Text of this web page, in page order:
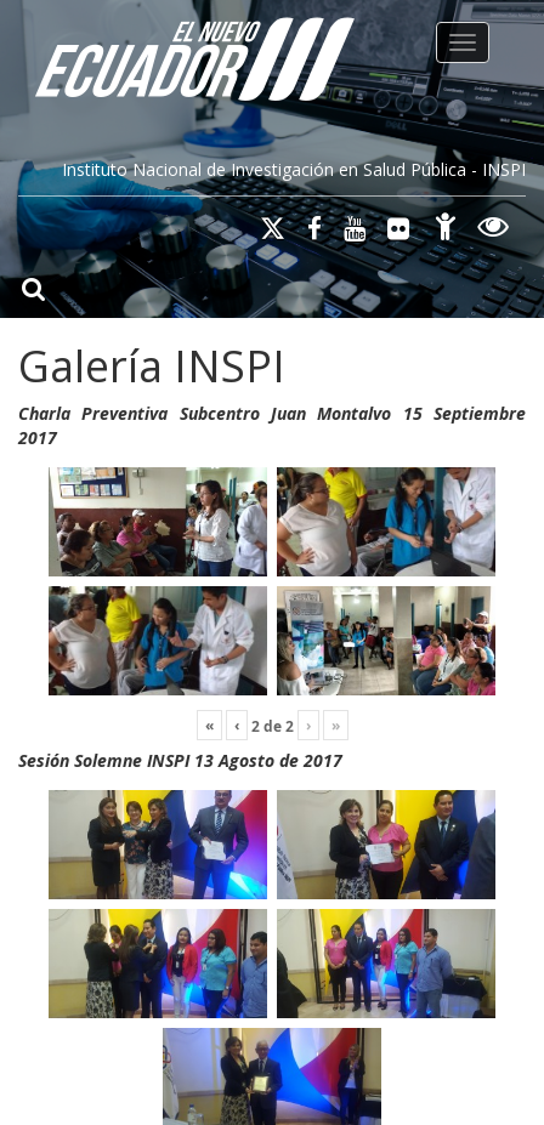
Instituto Nacional de Investigación en Salud Pública - INSPI
Toggle
Galería INSPI
Charla Preventiva Subcentro Juan Montalvo 15 Septiembre
2017
« ‹ 2de2 › »
Sesión Solemne INSPI 13 Agosto de 2017